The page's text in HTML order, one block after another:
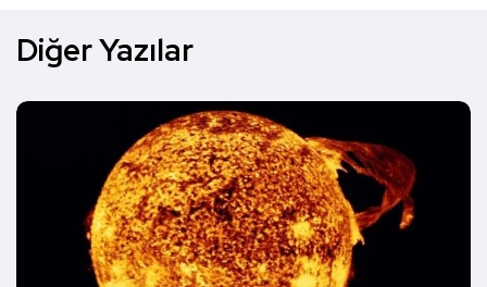
Diğer Yazılar